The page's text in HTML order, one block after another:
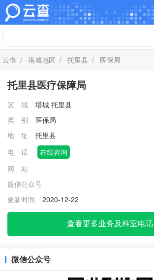
云查 / 塔城地区 / 托里县 / 医保局
托里县医疗保障局
区 域 塔城 托里县
类 别
医保局
地 址
托里县
电 话
在线咨询
网 站
微信公众号
更新时间
2020-12-22
查看更多业务及科室电话
微信公众号